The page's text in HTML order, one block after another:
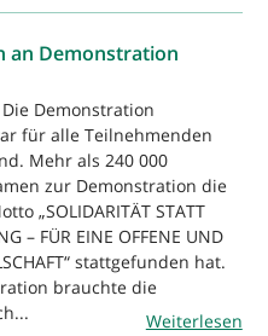
an Demonstration
Demonstration
für alle Teilnehmenden
Mehr als 240 000
zur Demonstration die
„SOLIDARITÄT STATT
– FÜR EINE OFFENE UND
stattgefunden hat.
brauchte die
Weiterlesen